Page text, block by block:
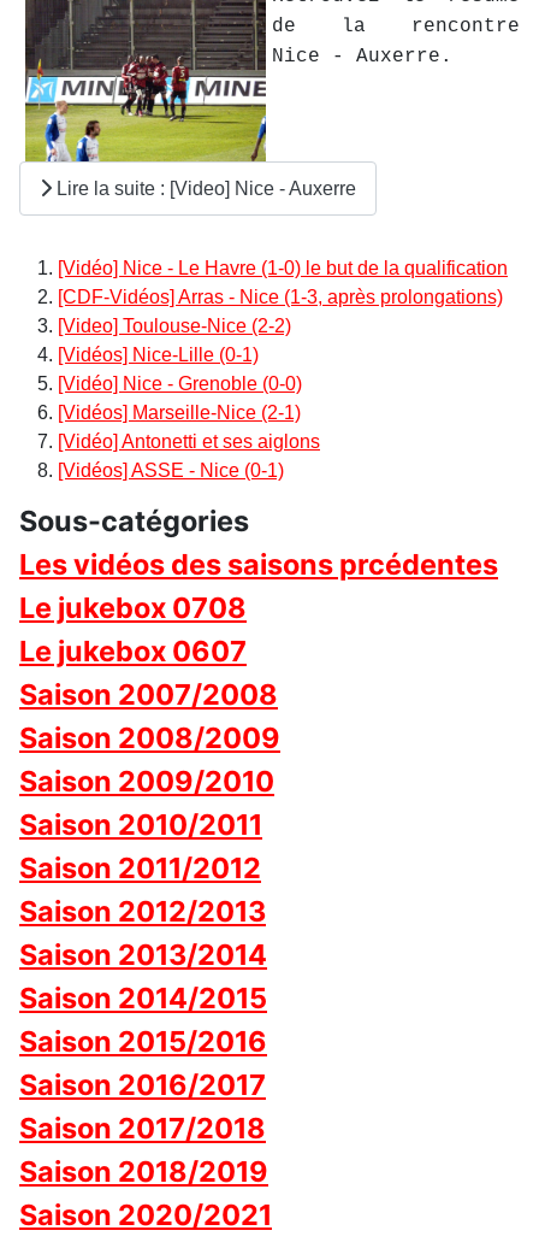
de la rencontre
Nice - Auxerre.
Lire la suite : [Video] Nice - Auxerre
[Vidéo] Nice - Le Havre (1-0) le but de la qualification
[CDF-Vidéos] Arras - Nice (1-3, après prolongations)
[Video] Toulouse-Nice (2-2)
[Vidéos] Nice-Lille (0-1)
[Vidéo] Nice - Grenoble (0-0)
[Vidéos] Marseille-Nice (2-1)
[Vidéo] Antonetti et ses aiglons
[Vidéos] ASSE - Nice (0-1)
Sous-catégories
Les vidéos des saisons prcédentes
Le jukebox 0708
Le jukebox 0607
Saison 2007/2008
Saison 2008/2009
Saison 2009/2010
Saison 2010/2011
Saison 2011/2012
Saison 2012/2013
Saison 2013/2014
Saison 2014/2015
Saison 2015/2016
Saison 2016/2017
Saison 2017/2018
Saison 2018/2019
Saison 2020/2021